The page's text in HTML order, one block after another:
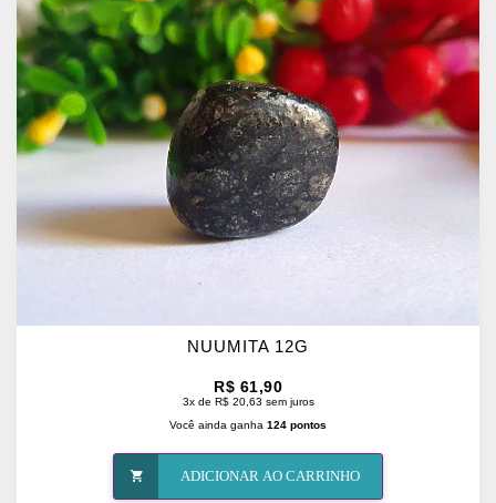
OS
FAVORITOS
NUUMITA 12G
R$ 61,90
3x de R$ 20,63 sem juros
Você ainda ganha 124 pontos
ADICIONAR AO CARRINHO